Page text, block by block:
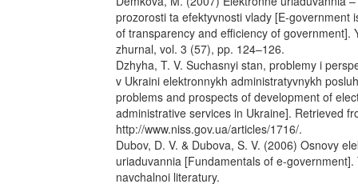
prozorosti ta efektyvnosti vlady [E-government
of transparency and efficiency of government].
zhurnal, vol. 3 (57), pp. 124–126.
Dzhyha, T. V. Suchasnyi stan, problemy i
v Ukraini elektronnykh administratyvnykh
problems and prospects of development of
administrative services in Ukraine]. Retrieved
http://www.niss.gov.ua/articles/1716/.
Dubov, D. V. & Dubova, S. V. (2006) Osnovy
uriaduvannia [Fundamentals of e-government].
navchalnoi literatury.